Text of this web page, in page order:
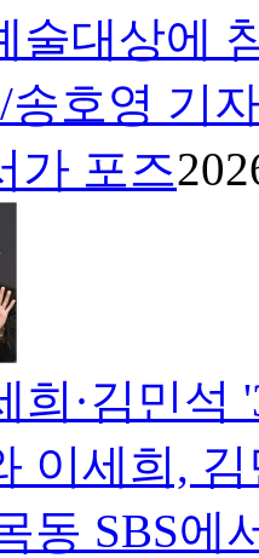
술대상에
송호영 기
가 포즈
희·김민
이세희,
동 SBS에